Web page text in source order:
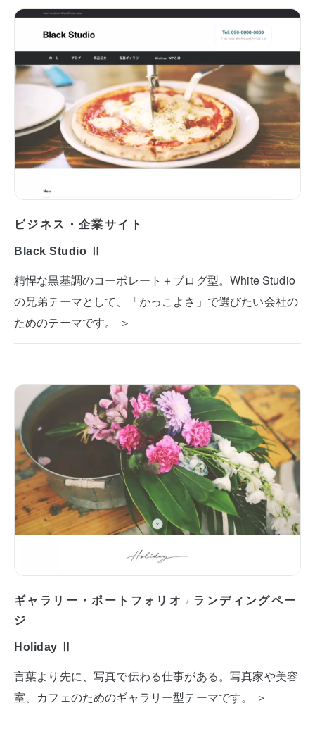
ビジネス・企業サイト
Black Studio Ⅱ
精悍な黒基調のコーポレート＋ブログ型。White Studio
の兄弟テーマとして、「かっこよさ」で選びたい会社の
ためのテーマです。 ＞
ギャラリー・ポートフォリオ / ランディングペー
ジ
Holiday Ⅱ
言葉より先に、写真で伝わる仕事がある。写真家や美容
室、カフェのためのギャラリー型テーマです。 ＞